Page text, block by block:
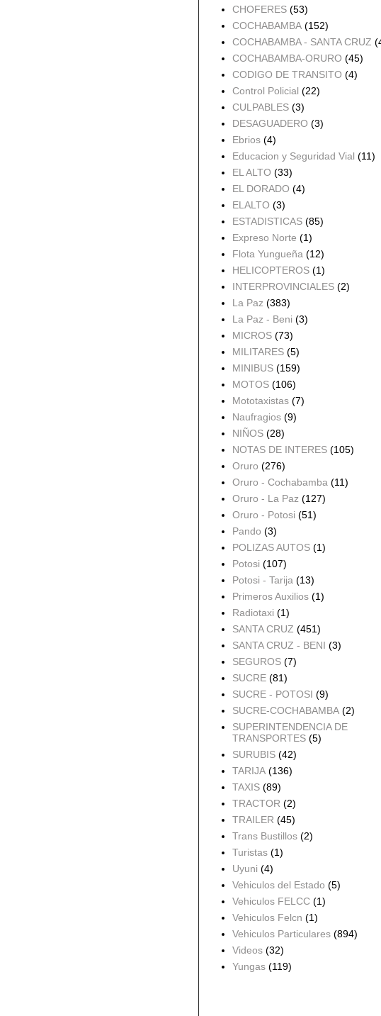
CHOFERES (53)
COCHABAMBA (152)
COCHABAMBA - SANTA CRUZ
COCHABAMBA-ORURO (45)
CODIGO DE TRANSITO (4)
Control Policial (22)
CULPABLES (3)
DESAGUADERO (3)
Ebrios (4)
Educacion y Seguridad Vial (11)
EL ALTO (33)
EL DORADO (4)
ELALTO (3)
ESTADISTICAS (85)
Expreso Norte (1)
Flota Yungueña (12)
HELICOPTEROS (1)
INTERPROVINCIALES (2)
La Paz (383)
La Paz - Beni (3)
MICROS (73)
MILITARES (5)
MINIBUS (159)
MOTOS (106)
Mototaxistas (7)
Naufragios (9)
NIÑOS (28)
NOTAS DE INTERES (105)
Oruro (276)
Oruro - Cochabamba (11)
Oruro - La Paz (127)
Oruro - Potosi (51)
Pando (3)
POLIZAS AUTOS (1)
Potosi (107)
Potosi - Tarija (13)
Primeros Auxilios (1)
Radiotaxi (1)
SANTA CRUZ (451)
SANTA CRUZ - BENI (3)
SEGUROS (7)
SUCRE (81)
SUCRE - POTOSI (9)
SUCRE-COCHABAMBA (2)
SUPERINTENDENCIA DE
TRANSPORTES (5)
SURUBIS (42)
TARIJA (136)
TAXIS (89)
TRACTOR (2)
TRAILER (45)
Trans Bustillos (2)
Turistas (1)
Uyuni (4)
Vehiculos del Estado (5)
Vehiculos FELCC (1)
Vehiculos Felcn (1)
Vehiculos Particulares (894)
Videos (32)
Yungas (119)